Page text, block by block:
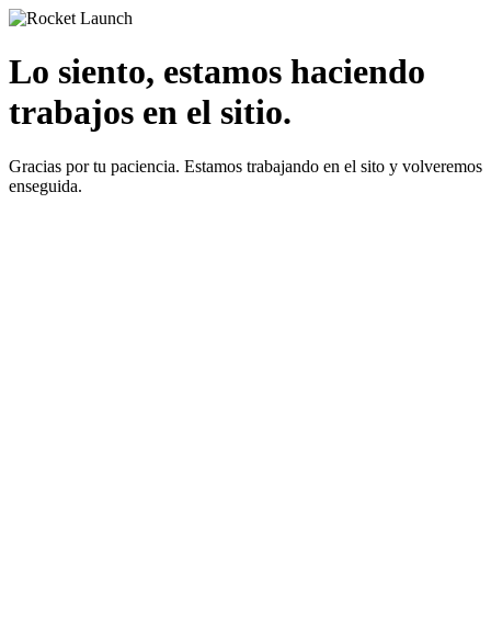
Lo siento, estamos haciendo
trabajos en el sitio.
Gracias por tu paciencia. Estamos trabajando en el sito y volveremos
enseguida.